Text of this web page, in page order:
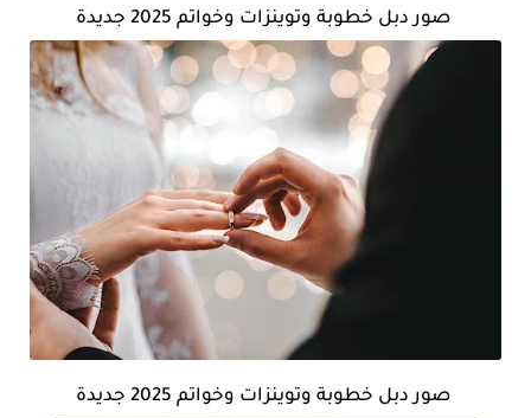
صور دبل خطوبة وتوينزات وخواتم 2025 جديدة
صور دبل خطوبة وتوينزات وخواتم 2025 جديدة